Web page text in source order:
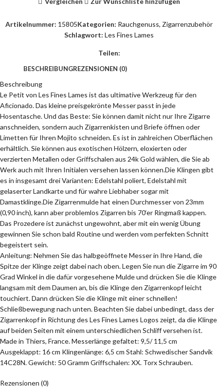
Artikelnummer: 15805Kategorien: Rauchgenuss, Zigarrenzubehör
Schlagwort: Les Fines Lames
Teilen:
BESCHREIBUNGREZENSIONEN (0)
Beschreibung
Le Petit von Les Fines Lames ist das ultimative Werkzeug für den
Aficionado. Das kleine preisgekrönte Messer passt in jede
Hosentasche. Und das Beste: Sie können damit nicht nur Ihre Zigarre
anschneiden, sondern auch Zigarrenkisten und Briefe öffnen oder
Limetten für Ihren Mojito schneiden. Es ist in zahlreichen Oberflächen
erhältlich. Sie können aus exotischen Hölzern, eloxierten oder
verzierten Metallen oder Griffschalen aus 24k Gold wählen, die Sie ab
Werk auch mit Ihren Initialen versehen lassen können.Die Klingen gibt
es in insgesamt drei Varianten: Edelstahl poliert, Edelstahl mit
gelaserter Landkarte und für wahre Liebhaber sogar mit
Damastklinge.Die Zigarrenmulde hat einen Durchmesser von 23mm
(0,90 inch), kann aber problemlos Zigarren bis 70‘er Ringmaß kappen.
Das Prozedere ist zunächst ungewohnt, aber mit ein wenig Übung
gewinnen Sie schon bald Routine und werden vom perfekten Schnitt
begeistert sein.
Anleitung: Nehmen Sie das halbgeöffnete Messer in Ihre Hand, die
Spitze der Klinge zeigt dabei nach oben. Legen Sie nun die Zigarre im 90
Grad Winkel in die dafür vorgesehene Mulde und drücken Sie die Klinge
langsam mit dem Daumen an, bis die Klinge den Zigarrenkopf leicht
touchiert. Dann drücken Sie die Klinge mit einer schnellen!
Schließbewegung nach unten. Beachten Sie dabei unbedingt, dass der
Zigarrenkopf in Richtung des Les Fines Lames Logos zeigt, da die Klinge
auf beiden Seiten mit einem unterschiedlichen Schliff versehen ist.
Made in Thiers, France. Messerlänge gefaltet: 9,5/ 11,5 cm
Ausgeklappt: 16 cm Klingenlänge: 6,5 cm Stahl: Schwedischer Sandvik
14C28N. Gewicht: 50 Gramm Griffschalen: XX. Torx Schrauben.
Rezensionen (0)